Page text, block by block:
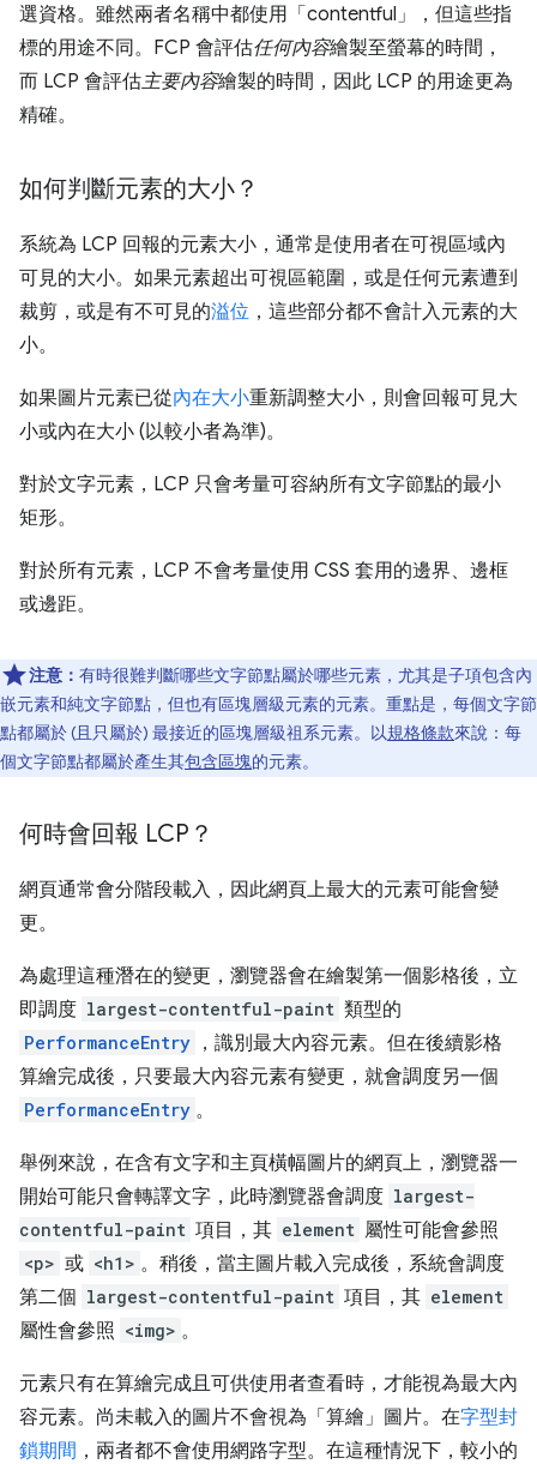
選資格。雖然兩者名稱中都使用「contentful」，但這些指
標的用途不同。FCP 會評估任何內容繪製至螢幕的時間，
而 LCP 會評估主要內容繪製的時間，因此 LCP 的用途更為
精確。
如何判斷元素的大小？
系統為 LCP 回報的元素大小，通常是使用者在可視區域內
可見的大小。如果元素超出可視區範圍，或是任何元素遭到
裁剪，或是有不可見的溢位 ，這些部分都不會計入元素的大
小。
如果圖片元素已從內在大小重新調整大小，則會回報可見大
小或內在大小 (以較小者為準)。
對於文字元素，LCP 只會考量可容納所有文字節點的最小
矩形。
對於所有元素，LCP 不會考量使用 CSS 套用的邊界、邊框
或邊距。
注意： 有時很難判斷哪些文字節點屬於哪些元素，尤其是子項包含內
嵌元素和純文字節點，但也有區塊層級元素的元素。重點是，每個文字節
點都屬於 (且只屬於) 最接近的區塊層級祖系元素。以規格條款來說：每
個文字節點都屬於產生其包含區塊的元素。
何時會回報 LCP？
網頁通常會分階段載入，因此網頁上最大的元素可能會變
更。
為處理這種潛在的變更，瀏覽器會在繪製第一個影格後，立
即調度 largest-contentful-paint 類型的
PerformanceEntry ，識別最大內容元素。但在後續影格
算繪完成後，只要最大內容元素有變更，就會調度另一個
PerformanceEntry 。
舉例來說，在含有文字和主頁橫幅圖片的網頁上，瀏覽器一
開始可能只會轉譯文字，此時瀏覽器會調度 largest-
contentful-paint 項目，其 element 屬性可能會參照
<p> 或 <h1> 。稍後，當主圖片載入完成後，系統會調度
第二個 largest-contentful-paint 項目，其 element
屬性會參照 <img> 。
元素只有在算繪完成且可供使用者查看時，才能視為最大內
容元素。尚未載入的圖片不會視為「算繪」圖片。在字型封
鎖期間 ，兩者都不會使用網路字型。在這種情況下，較小的